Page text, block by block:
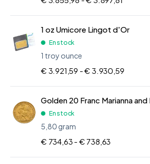
1 oz Umicore Lingot d'Or
En stock
1 troy ounce
€ 3.921,59 -€ 3.930,59
En stock
5,80 gram
€ 734,63 - € 738,63